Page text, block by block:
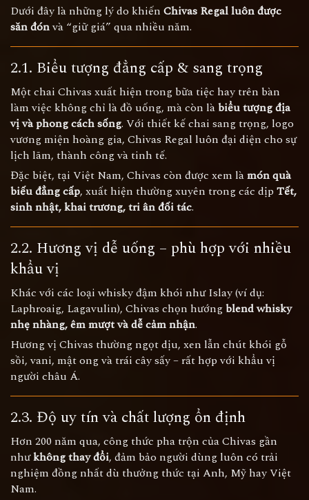
Dưới đây là những lý do khiến Chivas Regal luôn được
săn đónvà “giữ giá” qua nhiều năm.
2.1. Biểu tượng đẳng cấp & sang trọng
Một chai Chivas xuất hiện trong bữa tiệc hay trên bàn
làm việc không chỉ là đồ uống, mà còn làbiểu tượng địa
vị và phong cách sống. Với thiết kế chai sang trọng, logo
vương miện hoàng gia, Chivas Regal luôn đại diện cho sự
lịch lãm, thành công và tinh tế.
Đặc biệt, tại Việt Nam, Chivas còn được xem làmón quà
biếu đẳng cấp, xuất hiện thường xuyên trong các dịp Tết,
sinh nhật, khai trương, tri ân đối tác.
2.2. Hương vị dễ uống – phù hợp với nhiều
khẩu vị
Khác với các loại whisky đậm khói như Islay (ví dụ:
Laphroaig, Lagavulin), Chivas chọn hướngblend whisky
nhẹ nhàng, êm mượt và dễ cảm nhận.
Hương vị Chivas thường ngọt dịu, xen lẫn chút khói gỗ
sồi, vani, mật ong và trái cây sấy – rất hợp với khẩu vị
người châu Á.
2.3. Độ uy tín và chất lượng ổn định
Hơn 200 năm qua, công thức pha trộn của Chivas gần
nhưkhông thay đổi, đảm bảo người dùng luôn có trải
nghiệm đồng nhất dù thưởng thức tại Anh, Mỹ hay Việt
Nam.